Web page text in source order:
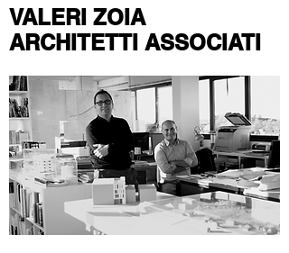
VALERI ZOIA
ARCHITETTI ASSOCIATI